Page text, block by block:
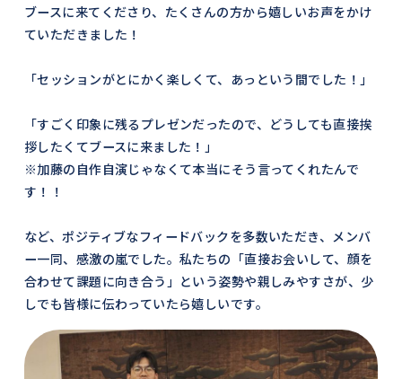
ブースに来てくださり、たくさんの方から嬉しいお声をかけ
ていただきました！
「セッションがとにかく楽しくて、あっという間でした！」
「すごく印象に残るプレゼンだったので、どうしても直接挨
拶したくてブースに来ました！」
※加藤の自作自演じゃなくて本当にそう言ってくれたんで
す！！
など、ポジティブなフィードバックを多数いただき、メンバ
ー一同、感激の嵐でした。私たちの「直接お会いして、顔を
合わせて課題に向き合う」という姿勢や親しみやすさが、少
しでも皆様に伝わっていたら嬉しいです。